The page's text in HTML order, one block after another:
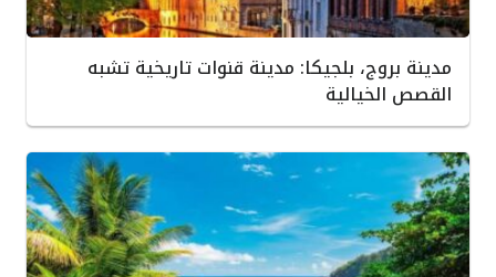
مدينة بروج، بلجيكا: مدينة قنوات تاريخية تشبه
القصص الخيالية